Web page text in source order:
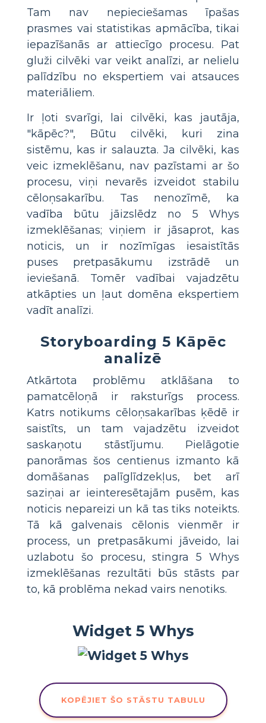
Tam nav nepieciešamas īpašas
prasmes vai statistikas apmācība, tikai
iepazīšanās ar attiecīgo procesu. Pat
gluži cilvēki var veikt analīzi, ar nelielu
palīdzību no ekspertiem vai atsauces
materiāliem.
Ir ļoti svarīgi, lai cilvēki, kas jautāja,
"kāpēc?", Būtu cilvēki, kuri zina
sistēmu, kas ir salauzta. Ja cilvēki, kas
veic izmeklēšanu, nav pazīstami ar šo
procesu, viņi nevarēs izveidot stabilu
cēloņsakarību. Tas nenozīmē, ka
vadība būtu jāizslēdz no 5 Whys
izmeklēšanas; viņiem ir jāsaprot, kas
noticis, un ir nozīmīgas iesaistītās
puses pretpasākumu izstrādē un
ieviešanā. Tomēr vadībai vajadzētu
atkāpties un ļaut domēna ekspertiem
vadīt analīzi.
Storyboarding 5 Kāpēc
analizē
Atkārtota problēmu atklāšana to
pamatcēloņā ir raksturīgs process.
Katrs notikums cēloņsakarības ķēdē ir
saistīts, un tam vajadzētu izveidot
saskaņotu stāstījumu. Pielāgotie
panorāmas šos centienus izmanto kā
domāšanas palīglīdzekļus, bet arī
saziņai ar ieinteresētajām pusēm, kas
noticis nepareizi un kā tas tiks noteikts.
Tā kā galvenais cēlonis vienmēr ir
process, un pretpasākumi jāveido, lai
uzlabotu šo procesu, stingra 5 Whys
izmeklēšanas rezultāti būs stāsts par
to, kā problēma nekad vairs nenotiks.
Widget 5 Whys
KOPĒJIET ŠO STĀSTU TABULU